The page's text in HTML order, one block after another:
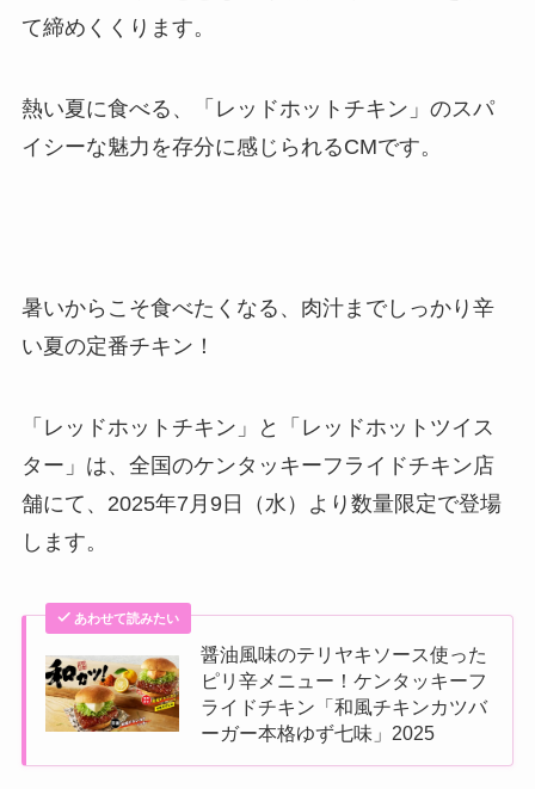
て締めくくります。
熱い夏に食べる、「レッドホットチキン」のスパ
イシーな魅力を存分に感じられるCMです。
暑いからこそ食べたくなる、肉汁までしっかり辛
い夏の定番チキン！
「レッドホットチキン」と「レッドホットツイス
ター」は、全国のケンタッキーフライドチキン店
舗にて、2025年7月9日（水）より数量限定で登場
します。
あわせて読みたい
醤油風味のテリヤキソース使った
ピリ辛メニュー！ケンタッキーフ
ライドチキン「和風チキンカツバ
ーガー本格ゆず七味」2025